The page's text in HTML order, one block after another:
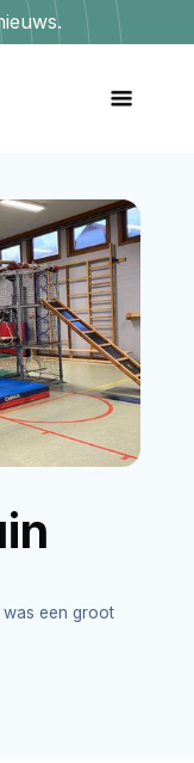
was een groot